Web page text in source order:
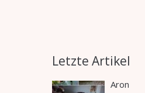
Letzte Artikel
Aron